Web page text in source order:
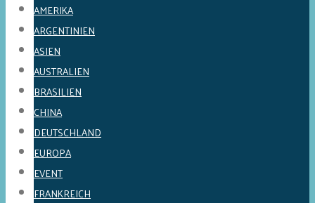
AMERIKA
ARGENTINIEN
ASIEN
AUSTRALIEN
BRASILIEN
CHINA
DEUTSCHLAND
EUROPA
EVENT
FRANKREICH